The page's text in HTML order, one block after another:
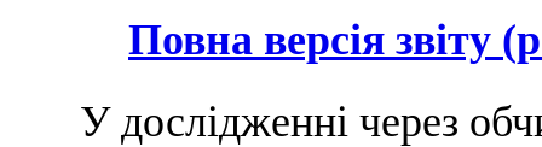
Повна версія звіту
У дослідженні через